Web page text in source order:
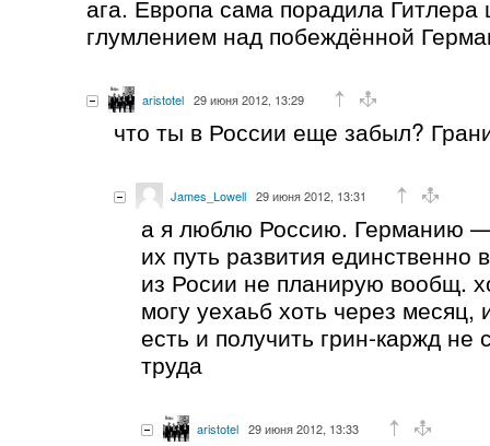
ага. Европа сама порадила
глумлением над побеждённой
aristotel 29 июня 2012, 13:29
что ты в России еще забыл?
James_Lowell 29 июня 2012, 13:31
а я люблю Россию. Германию
их путь развития единственно
из Росии не планирую вообщ.
могу уехаьб хоть через месяц,
есть и получить грин-каржд не
труда
aristotel 29 июня 2012, 13:33